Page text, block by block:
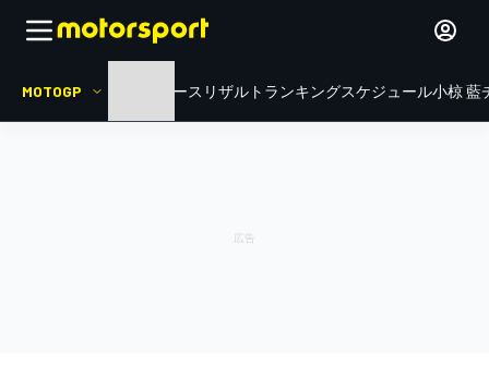
MOTOGP ニュース リザルト ランキングスケジュール小椋 藍